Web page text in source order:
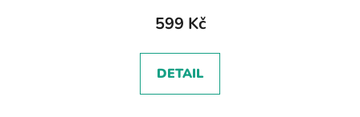
599 Kč
DETAIL